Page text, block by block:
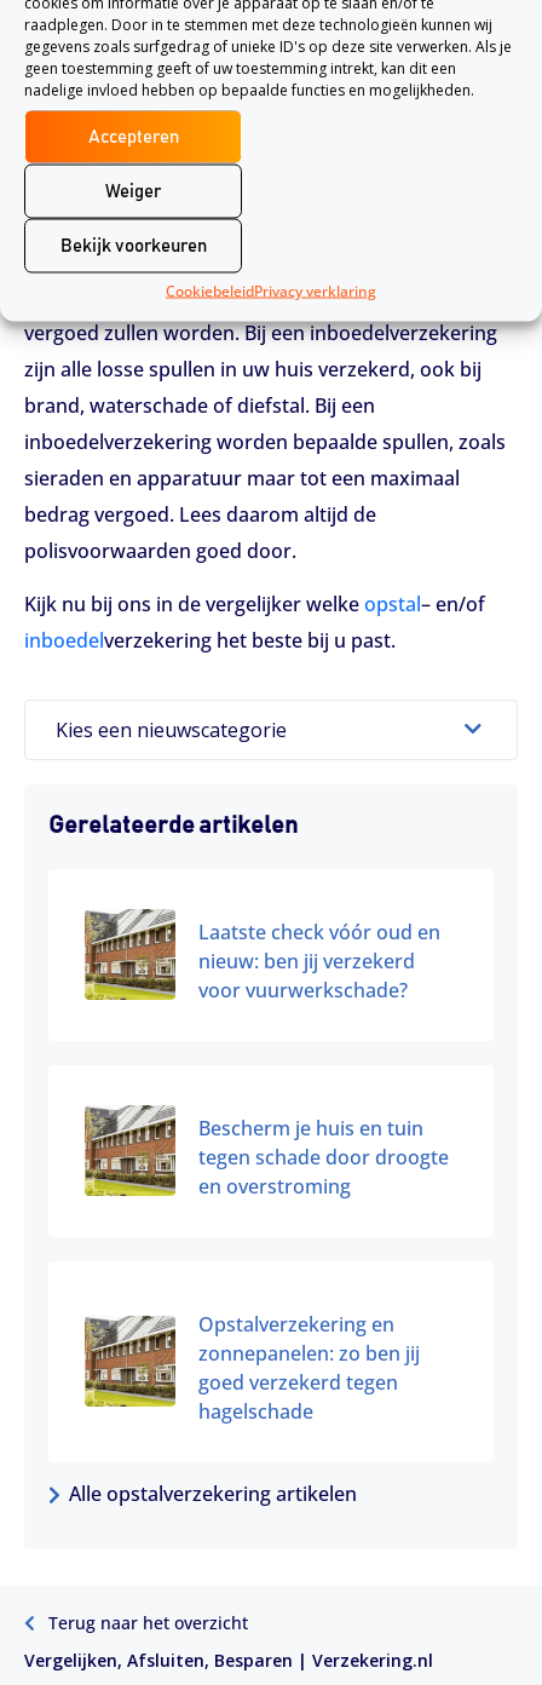
raadplegen. Door in te stemmen met deze technologieën kunnen wij
gegevens zoals surfgedrag of unieke ID's op deze site verwerken. Als je
geen toestemming geeft of uw toestemming intrekt, kan dit een
nadelige invloed hebben op bepaalde functies en mogelijkheden.
Accepteren
Weiger
Bekijk voorkeuren
CookiebeleidPrivacy verklaring
moeilijk mogelijk te maken, dus een combinatie van
bijv. goede sloten, een alarm, camera en een
bewegingssensor is ideaal.
Opstal en inboedel verzekering
Bij een opstalverzekering is uw huis verzekerd tegen
onverwachte kosten door brand, waterschade of
diefstal. Dit betekend dat de kosten van een
ingetrapte deur of ruit onder bepaalde voorwaarden
vergoed zullen worden. Bij een inboedelverzekering
zijn alle losse spullen in uw huis verzekerd, ook bij
brand, waterschade of diefstal. Bij een
inboedelverzekering worden bepaalde spullen, zoals
sieraden en apparatuur maar tot een maximaal
bedrag vergoed. Lees daarom altijd de
polisvoorwaarden goed door.
Kijk nu bij ons in de vergelijker welkeopstal– en/of
inboedelverzekering het beste bij u past.
Kies een nieuwscategorie
Gerelateerde artikelen
Laatste check vóór oud en
nieuw: ben jij verzekerd
voor vuurwerkschade?
Bescherm je huis en tuin
tegen schade door droogte
en overstroming
Opstalverzekering en
zonnepanelen: zo ben jij
goed verzekerd tegen
hagelschade
Alle opstalverzekering artikelen
Terug naar het overzicht
Vergelijken, Afsluiten, Besparen | Verzekering.nl